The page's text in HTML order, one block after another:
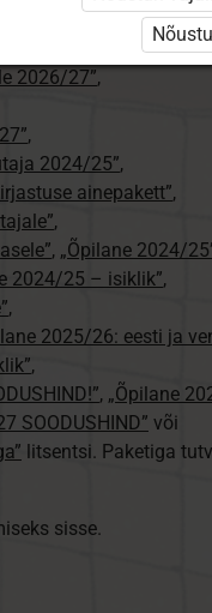
27”
2026/27”,
,
2024/25”,
ainepakett”,
,
, „Õpilane 2024/
2024/25 – isiklik”,
,
2025/26: eesti ja
,
, „Õpilane
SOODUSHIND” või
litsentsi. Paketiga
sisse.